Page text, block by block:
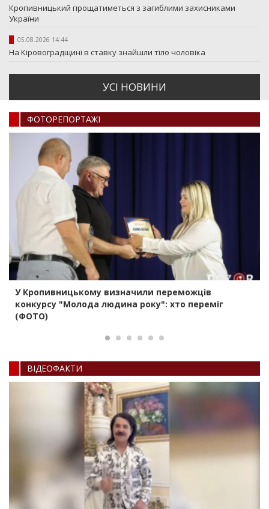
Кропивницький прощатиметься з загиблими захисниками
України
05.08.2026 14:44
На Кіровоградщині в ставку знайшли тіло чоловіка
УСI НОВИНИ
ФОТОРЕПОРТАЖI
У Кропивницькому визначили переможців
конкурсу "Молода людина року": хто переміг
(ФОТО)
ВIДЕОФАКТИ